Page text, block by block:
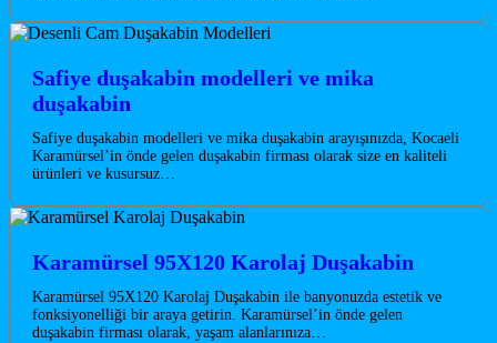
Safiye duşakabin modelleri ve mika
duşakabin
Safiye duşakabin modelleri ve mika duşakabin arayışınızda, Kocaeli
Karamürsel’in önde gelen duşakabin firması olarak size en kaliteli
ürünleri ve kusursuz…
Karamürsel 95X120 Karolaj Duşakabin
Karamürsel 95X120 Karolaj Duşakabin ile banyonuzda estetik ve
fonksiyonelliği bir araya getirin. Karamürsel’in önde gelen
duşakabin firması olarak, yaşam alanlarınıza…